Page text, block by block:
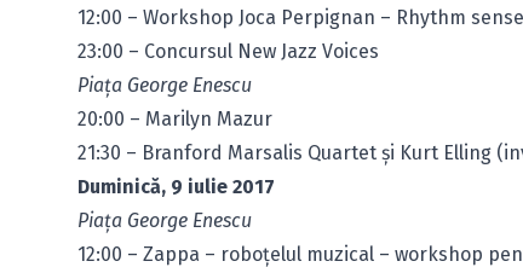
12:00 – Workshop Joca Perpignan – Rhythm
23:00 – Concursul New Jazz Voices
Piaţa George Enescu
20:00 – Marilyn Mazur
21:30 – Branford Marsalis Quartet și Kurt Elling
Duminică, 9 iulie 2017
Piaţa George Enescu
12:00 – Zappa – roboțelul muzical – workshop